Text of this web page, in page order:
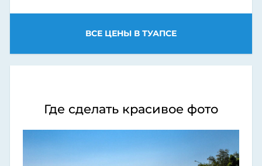
ВСЕ ЦЕНЫ В ТУАПСЕ
Где сделать красивое фото